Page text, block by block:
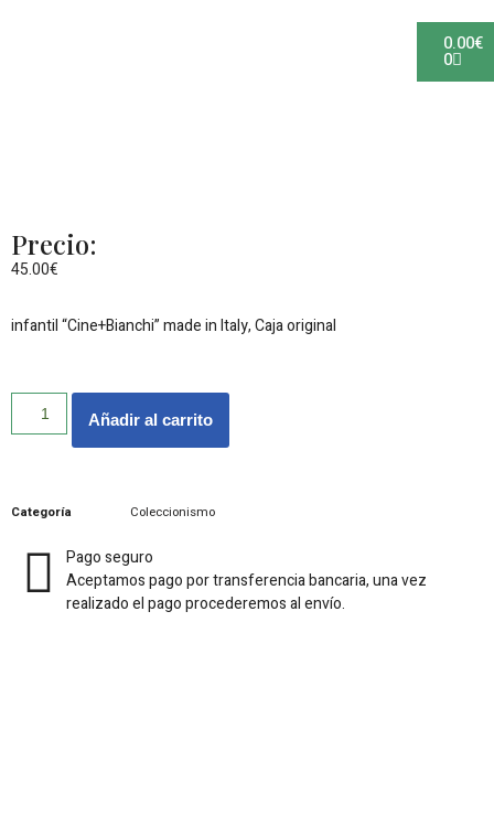
0.00€
0
Precio:
45.00€
infantil “Cine+Bianchi” made in Italy, Caja original
Añadir al carrito
Categoría Coleccionismo
Pago seguro
Aceptamos pago por transferencia bancaria, una vez
realizado el pago procederemos al envío.